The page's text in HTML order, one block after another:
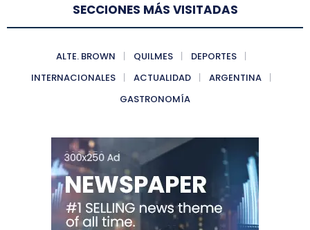
SECCIONES MÁS VISITADAS
ALTE. BROWN QUILMES
DEPORTES
INTERNACIONALES
ACTUALIDAD
ARGENTINA
GASTRONOMÍA